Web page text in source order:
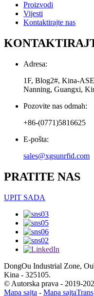
Proizvodi
Vijesti
Kontaktirajte nas
Adresa:
1F, Blog2#, Kina-
Nanning, Guangxi,
Pozovite nas odmah:
+86-(0771)5816625
E-pošta:
sales@xgsunrfid.com
PRATITE NAS
UPIT SADA
DongOu Industrial Zone,
Kina - 325105.
© Autorska prava - 2019-
Mapa sajta - Mapa sajtaTrans